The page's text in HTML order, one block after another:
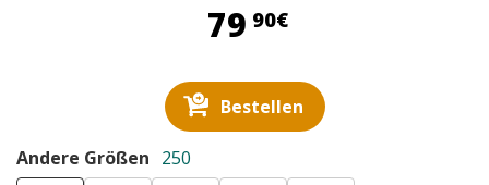
79 90€79,90 €
Bestellen
Andere Größen 250